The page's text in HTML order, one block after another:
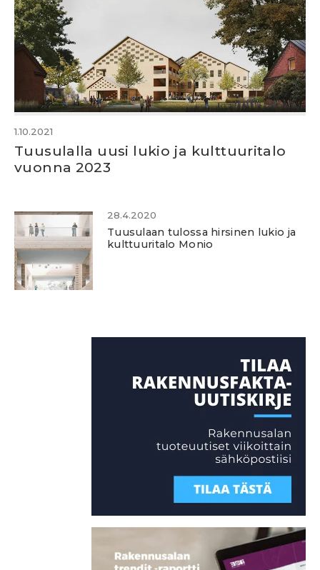
1.10.2021
Tuusulalla uusi lukio ja kulttuuritalo
vuonna 2023
28.4.2020
Tuusulaan tulossa hirsinen lukio ja
kulttuuritalo Monio